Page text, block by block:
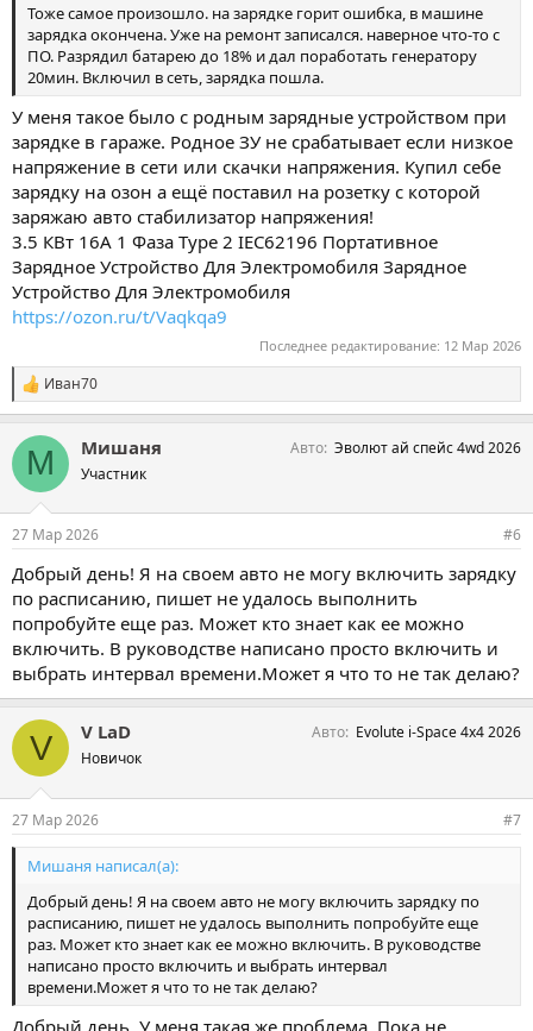
Тоже самое произошло. на зарядке горит ошибка, в машине
зарядка окончена. Уже на ремонт записался. наверное что-то с
ПО. Разрядил батарею до 18% и дал поработать генератору
20мин. Включил в сеть, зарядка пошла.
У меня такое было с родным зарядные устройством при
зарядке в гараже. Родное ЗУ не срабатывает если низкое
напряжение в сети или скачки напряжения. Купил себе
зарядку на озон а ещё поставил на розетку с которой
заряжаю авто стабилизатор напряжения!
3.5 КВт 16А 1 Фаза Type 2 IEC62196 Портативное
Зарядное Устройство Для Электромобиля Зарядное
Устройство Для Электромобиля
https://ozon.ru/t/Vaqkqa9
Последнее редактирование: 12 Мар 2026
С
и
п
т
:
Иван70
М Мишаня
Участник
Авто Эволют ай спейс 4wd 2026
27 Мар 2026 #6
Добрый день! Я на своем авто не могу включить зарядку
по расписанию, пишет не удалось выполнить
попробуйте еще раз. Может кто знает как ее можно
включить. В руководстве написано просто включить и
выбрать интервал времени.Может я что то не так делаю?
V V LaD
Новичок
Авто Evolute i-Space 4x4 2026
27 Мар 2026 #7
Мишаня написал(а):
Добрый день! Я на своем авто не могу включить зарядку по
расписанию, пишет не удалось выполнить попробуйте еще
раз. Может кто знает как ее можно включить. В руководстве
написано просто включить и выбрать интервал
времени.Может я что то не так делаю?
Добрый день. У меня такая же проблема. Пока не